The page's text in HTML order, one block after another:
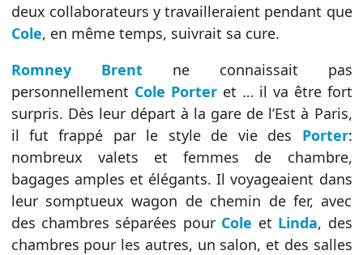
deux collaborateurs y travailleraient pendant que
Cole, en même temps, suivrait sa cure.
Romney Brentne connaissait pas
personnellement Cole Porteret … il va être fort
surpris. Dès leur départ à la gare de l’Est à Paris,
il fut frappé par le style de vie des Porter:
nombreux valets et femmes de chambre,
bagages amples et élégants. Il voyageaient dans
leur somptueux wagon de chemin de fer, avec
des chambres séparées pour Cole et Linda, des
chambres pour les autres, un salon, et des salles